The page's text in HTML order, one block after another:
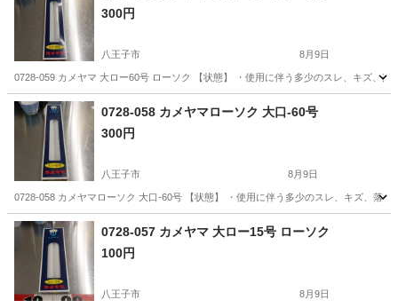
300円
八王子市 8月9日
0728-059 カメヤマ 大ロー60号 ローソク 【状態】 ・使用に伴う多少のスレ、キズ、
東京 八王子市 インテリア雑貨/小物 現地
0728-058 カメヤマローソク 大口-60号
300円
八王子市 8月9日
0728-058 カメヤマローソク 大口-60号 【状態】 ・使用に伴う多少のスレ、キズ、落
東京 八王子市 インテリア雑貨/小物
0728-057 カメヤマ 大ロー15号 ローソク
100円
八王子市 8月9日